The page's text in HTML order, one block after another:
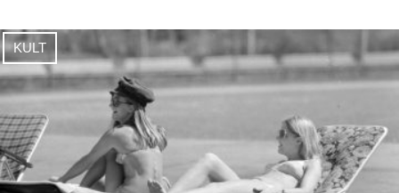
KULT